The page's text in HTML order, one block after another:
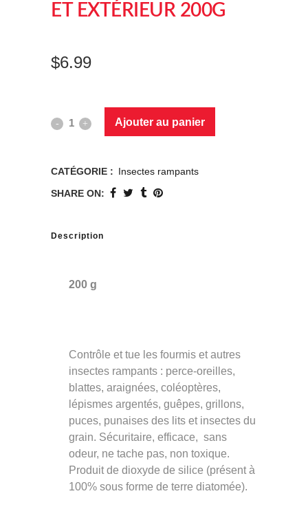
ET EXTÉRIEUR 200G
$6.99
Ajouter au panier
CATÉGORIE : Insectes rampants
SHARE ON:
Description
200 g
Contrôle et tue les fourmis et autres
insectes rampants : perce-oreilles,
blattes, araignées, coléoptères,
lépismes argentés, guêpes, grillons,
puces, punaises des lits et insectes du
grain. Sécuritaire, efficace, sans
odeur, ne tache pas, non toxique.
Produit de dioxyde de silice (présent à
100% sous forme de terre diatomée).